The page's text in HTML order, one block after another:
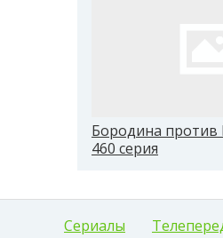
Бородина против
460 серия
Сериалы